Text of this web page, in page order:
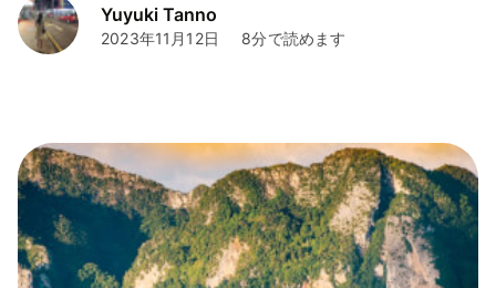
Yuyuki Tanno
2023年11月12日 8分で読めます